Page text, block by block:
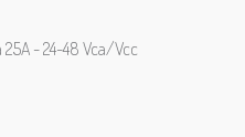
- 24-48 Vca/Vcc